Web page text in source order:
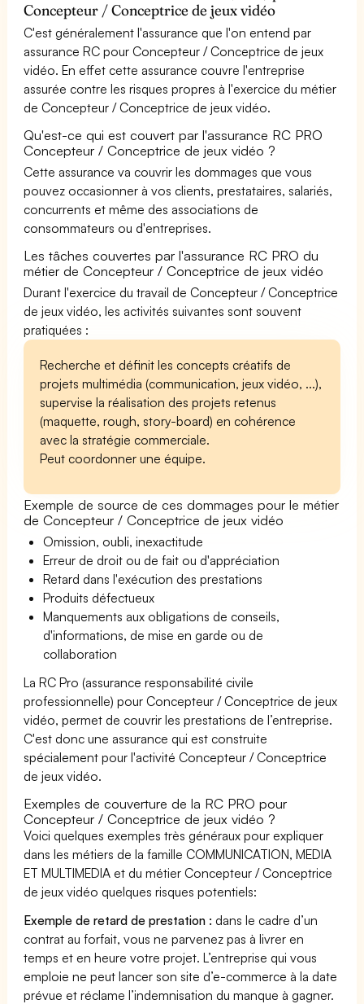
Concepteur / Conceptrice de jeux vidéo
C'est généralement l'assurance que l'on entend par
assurance RC pour Concepteur / Conceptrice de jeux
vidéo. En effet cette assurance couvre l'entreprise
assurée contre les risques propres à l'exercice du métier
de Concepteur / Conceptrice de jeux vidéo.
Qu'est-ce qui est couvert par l'assurance RC PRO
Concepteur / Conceptrice de jeux vidéo ?
Cette assurance va couvrir les dommages que vous
pouvez occasionner à vos clients, prestataires, salariés,
concurrents et même des associations de
consommateurs ou d'entreprises.
Les tâches couvertes par l'assurance RC PRO du
métier de Concepteur / Conceptrice de jeux vidéo
Durant l'exercice du travail de Concepteur / Conceptrice
de jeux vidéo, les activités suivantes sont souvent
pratiquées :
Recherche et définit les concepts créatifs de
projets multimédia (communication, jeux vidéo, ...),
supervise la réalisation des projets retenus
(maquette, rough, story-board) en cohérence
avec la stratégie commerciale.
Peut coordonner une équipe.
Exemple de source de ces dommages pour le métier
de Concepteur / Conceptrice de jeux vidéo
Omission, oubli, inexactitude
Erreur de droit ou de fait ou d'appréciation
Retard dans l'exécution des prestations
Produits défectueux
Manquements aux obligations de conseils,
d'informations, de mise en garde ou de
collaboration
La RC Pro (assurance responsabilité civile
professionnelle) pour Concepteur / Conceptrice de jeux
vidéo, permet de couvrir les prestations de l’entreprise.
C'est donc une assurance qui est construite
spécialement pour l'activité Concepteur / Conceptrice
de jeux vidéo.
Exemples de couverture de la RC PRO pour
Concepteur / Conceptrice de jeux vidéo ?
Voici quelques exemples très généraux pour expliquer
dans les métiers de la famille COMMUNICATION, MEDIA
ET MULTIMEDIA et du métier Concepteur / Conceptrice
de jeux vidéo quelques risques potentiels:
Exemple de retard de prestation : dans le cadre d’un
contrat au forfait, vous ne parvenez pas à livrer en
temps et en heure votre projet. L’entreprise qui vous
emploie ne peut lancer son site d’e-commerce à la date
prévue et réclame l’indemnisation du manque à gagner.